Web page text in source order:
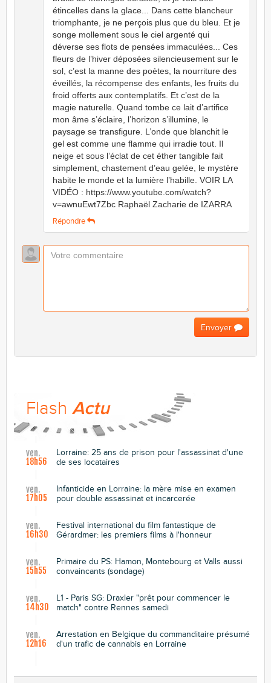
étincelles dans la glace... Dans cette blancheur
triomphante, je ne perçois plus que du bleu. Et je
songe mollement sous le ciel argenté qui
déverse ses flots de pensées immaculées... Ces
fleurs de l’hiver déposées silencieusement sur le
sol, c’est la manne des poètes, la nourriture des
éveillés, la récompense des enfants, les fruits du
froid offerts aux contemplatifs. Et c’est de la
magie naturelle. Quand tombe ce lait d’artifice
mon âme s’éclaire, l’horizon s’illumine, le
paysage se transfigure. L’onde que blanchit le
gel est comme une flamme qui irradie tout. Il
neige et sous l’éclat de cet éther tangible fait
simplement, chastement d’eau gelée, le mystère
habite le monde et la lumière l’habille. VOIR LA
VIDÉO : https://www.youtube.com/watch?
v=awnuEwt7Zbc Raphaël Zacharie de IZARRA
Répondre
Envoyer
Flash Actu
ven.
18h56
Lorraine: 25 ans de prison pour l'assassinat d'une
de ses locataires
ven.
17h05
Infanticide en Lorraine: la mère mise en examen
pour double assassinat et incarcerée
ven.
16h30
Festival international du film fantastique de
Gérardmer: les premiers films à l'honneur
ven.
15h55
Primaire du PS: Hamon, Montebourg et Valls aussi
convaincants (sondage)
ven.
14h30
L1 - Paris SG: Draxler "prêt pour commencer le
match" contre Rennes samedi
ven.
12h16
Arrestation en Belgique du commanditaire présumé
d'un trafic de cannabis en Lorraine